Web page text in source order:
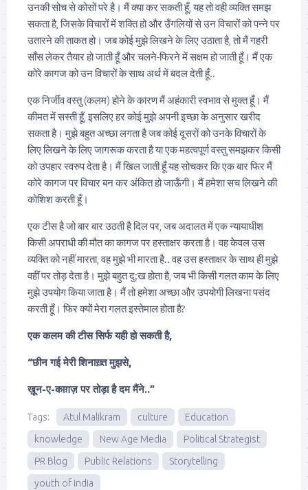
उनकी सोच से कोसों परे है। मैं क्या कर सकती हूँ, यह तो वही व्यक्ति समझ
सकता है, जिसके विचारों में शक्ति हो और उँगलियों से उन विचारों को पन्ने पर
उतारने की ताकत हो। जब ​​कोई मुझे लिखने के लिए उठाता है, तो मैं गहरी
साँस लेकर तैयार हो जाती हूँ और चलने-फिरने में सक्षम हो जाती हूँ। मैं एक
कोरे कागज को उन विचारों के साथ अर्थ में बदल देती हूँ..
एक निर्जीव वस्तु (कलम) होने के कारण मैं अहंकारी स्वभाव से मुक्त हूँ। मैं
कीमत में सस्ती हूँ, इसलिए हर कोई मुझे अपनी इच्छा के अनुसार खरीद
सकता है। मुझे बहुत अच्छा लगता है जब कोई दूसरों को उनके विचारों के
लिए लिखने के लिए जागरूक करता है या एक महत्वपूर्ण वस्तु समझकर किसी
को उपहार स्वरुप देता है। मैं खिल जाती हूँ यह सोचकर कि एक बार फिर मैं
कोरे कागज पर विचार बन कर अंकित हो जाऊँगी। मैं हमेशा सच लिखने की
कोशिश करती हूँ।
एक टीस है जो बार बार उठती है दिल पर, जब अदालत में एक न्यायाधीश
किसी अपराधी की मौत का कागज पर हस्ताक्षर करता है। वह केवल उस
व्यक्ति को नहीं मारता, वह मुझे भी मारता है.. वह उस हस्ताक्षर के साथ ही मुझे
वहीं पर तोड़ देता है। मुझे बहुत दु:ख होता है, जब भी किसी गलत काम के लिए
मुझे उपयोग किया जाता है। मैं तो हमेशा अच्छा और उपयोगी लिखना पसंद
करती हूँ। फिर क्यों मेरा गलत इस्तेमाल होता है?
एक कलम की टीस सिर्फ यही हो सकती है,
“छीन गई मेरी शिनाख़्त मुझसे,
ख़ून-ए-काग़ज़ पर तोड़ा है दम मैंने..”
Tags: Atul Malikram culture
Education
knowledge
New Age Media
Political Strategist
PR Blog
Public Relations
Storytelling
youth of india